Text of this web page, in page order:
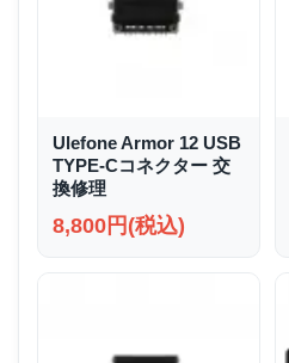
Ulefone Armor 12 USB
TYPE-Cコネクター 交
換修理
8,800円(税込)